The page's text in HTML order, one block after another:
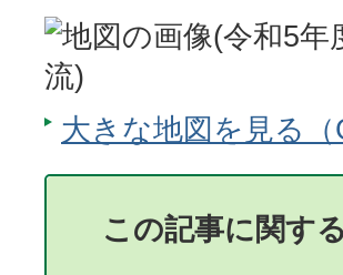
大きな地図を見る
この記事に関す